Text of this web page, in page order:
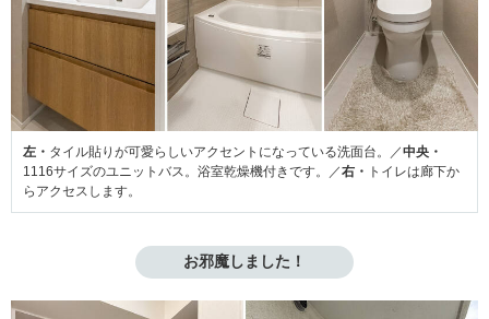
左・ タイル貼りが可愛らしいアクセントになっている洗面台。／中央・
1116サイズのユニットバス。浴室乾燥機付きです。／右・ トイレは廊下か
らアクセスします。
お邪魔しました！